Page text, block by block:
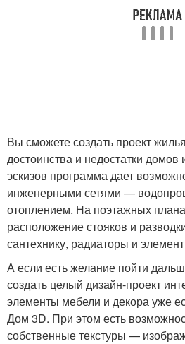
Вы сможете создать проект
достоинства и недостатки
эскизов программа дает
инженерными сетями —
отоплением. На поэтажных
расположение стояков и
сантехнику, радиаторы и
А если есть желание пойти
создать целый дизайн-проект
элементы мебели и декора уже
Дом 3D. При этом есть
собственные текстуры —